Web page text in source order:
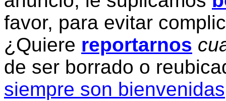
favor, para evitar
¿Quiere reportarnos
de ser borrado o
siempre son bienvenidas